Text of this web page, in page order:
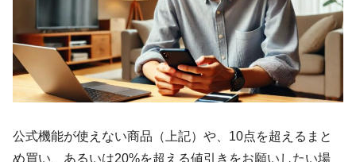
公式機能が使えない商品（上記）や、10点を超えるまと
め買い、あるいは20%を超える値引きをお願いしたい場